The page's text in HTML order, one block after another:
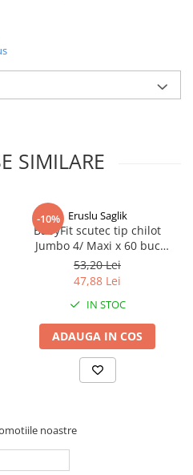
este perfecta pentru copii,
de fixare elastice ajuta
iar marginile interioare previn
SIMILARE
-10% Eruslu Saglik
BabyFit scutec tip chilot
Jumbo 4/ Maxi x 60 buc
Zephyr Labs
53,20 Lei
47,88 Lei
IN STOC
ADAUGA IN COS
noastre